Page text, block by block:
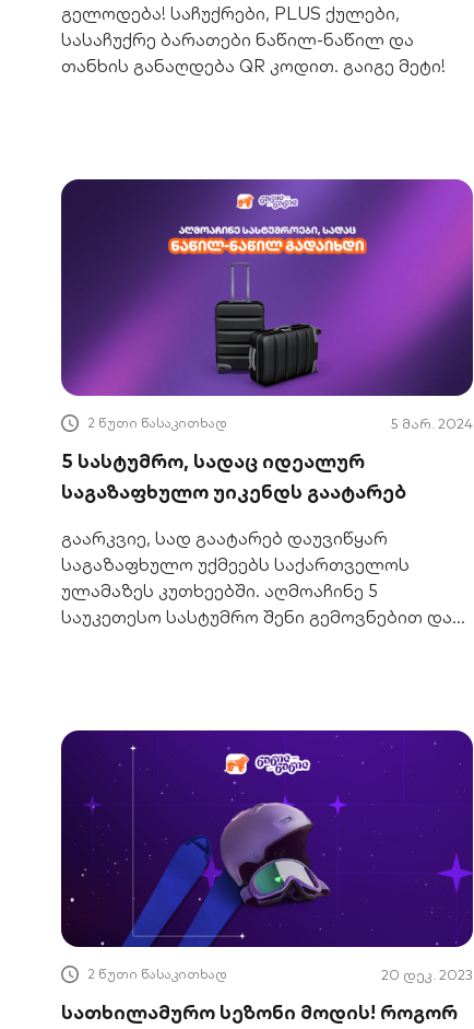
გელოდება! საჩუქრები, PLUS ქულები,
სასაჩუქრე ბარათები ნაწილ-ნაწილ და
თანხის განაღდება QR კოდით. გაიგე მეტი!
2 წუთი წასაკითხად 5 მარ. 2024
5 სასტუმრო, სადაც იდეალურ
საგაზაფხულო უიკენდს გაატარებ
გაარკვიე, სად გაატარებ დაუვიწყარ
საგაზაფხულო უქმეებს საქართველოს
ულამაზეს კუთხეებში. აღმოაჩინე 5
საუკეთესო სასტუმრო შენი გემოვნებით და
2 წუთი წასაკითხად 20 დეკ. 2023
სათხილამურო სეზონი მოდის! როგორ